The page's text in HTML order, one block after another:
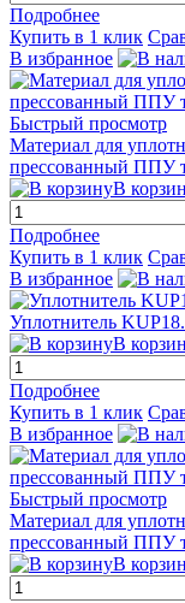
Подробнее
Купить в 1 клик
В избранное
Быстрый просмотр
Материал для
прессованный ППУ
В
Подробнее
Купить в 1 клик
В избранное
Уплотнитель
В
Подробнее
Купить в 1 клик
В избранное
Быстрый просмотр
Материал для
прессованный ППУ
В